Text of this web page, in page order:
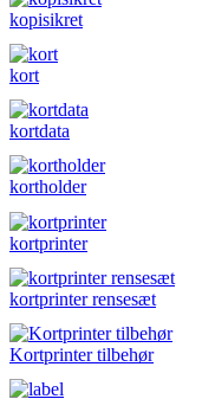
kopisikret
kort
kortdata
kortholder
kortprinter
kortprinter rensesæt
Kortprinter tilbehør